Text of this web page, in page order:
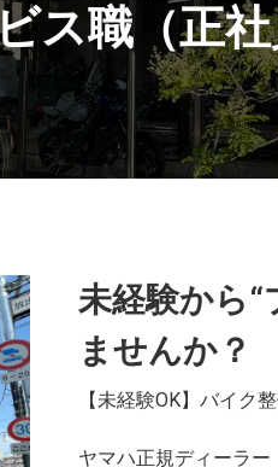
ス職（正
未経験から“
ませんか？
【未経験OK】バイク
ヤマハ正規ディーラー